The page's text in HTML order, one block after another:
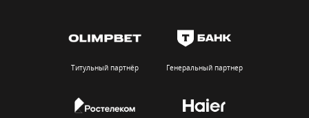
Титульный партнёр Генеральный партнер